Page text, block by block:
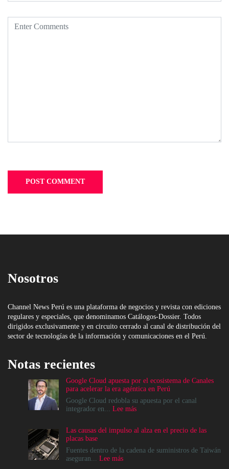
Nosotros
Channel News Perú es una plataforma de negocios y revista con ediciones
regulares y especiales, que denominamos Catálogos-Dossier. Todos
dirigidos exclusivamente y en circuito cerrado al canal de distribución del
sector de tecnologías de la información y comunicaciones en el Perú.
Notas recientes
Google Cloud apuesta por el ecosistema de Canales
para acelerar la era agéntica en Perú
Google Cloud redobla su apuesta por el canal
integrador en... Lee más:
apuesta
el
Las causas del impulso al alza en el precio de las
placas base
Fuentes dentro de la cadena de suministros de Taiwán
aseguran... Lee más: